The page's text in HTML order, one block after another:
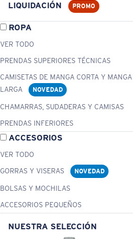
LIQUIDACIÓN PROMO
ROPA
VER TODO
PRENDAS SUPERIORES TÉCNICAS
CAMISETAS DE MANGA CORTA Y MANGA
LARGA
NOVEDAD
CHAMARRAS, SUDADERAS Y CAMISAS
PRENDAS INFERIORES
ACCESORIOS
VER TODO
GORRAS Y VISERAS
NOVEDAD
BOLSAS Y MOCHILAS
ACCESORIOS PEQUEÑOS
NUESTRA SELECCIÓN